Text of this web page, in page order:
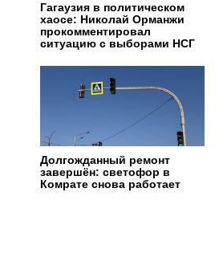
Гагаузия в политическом
хаосе: Николай Орманжи
прокомментировал
ситуацию с выборами НСГ
Долгожданный ремонт
завершён: светофор в
Комрате снова работает